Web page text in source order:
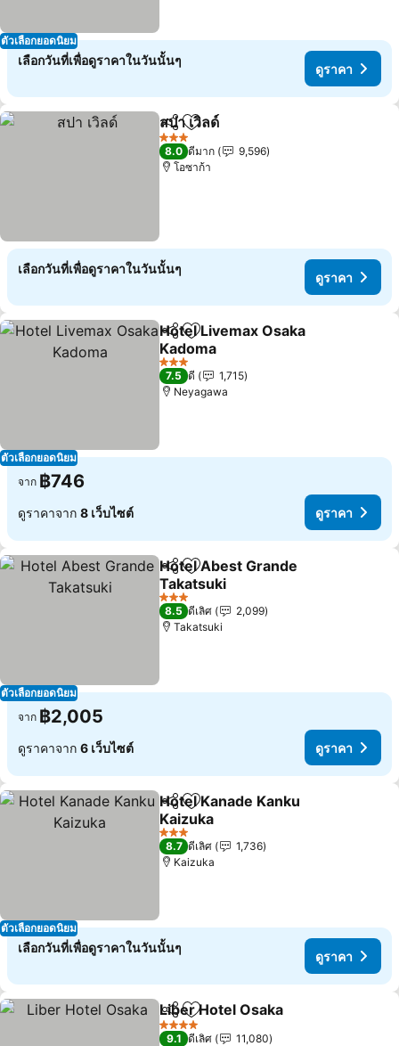
ตัวเลือกยอดนิยม
เลือกวันที่เพื่อดูราคาในวันนั้นๆ
ดูราคา
แชร์ เพิ่มในรายการโปรด
สปา เวิลด์
3 ดาว
8.0 ดีมาก
9,596
โอซาก้า
เลือกวันที่เพื่อดูราคาในวันนั้นๆ
ดูราคา
ตัวเลือกยอดนิยม
แชร์ เพิ่มในรายการโปรด
Hotel Livemax Osaka
Kadoma
3 ดาว
7.5 ดี
1,715
Neyagawa
จาก ฿746
ดูราคาจาก 8 เว็บไซต์ ดูราคา
ตัวเลือกยอดนิยม
แชร์ เพิ่มในรายการโปรด
Hotel Abest Grande
Takatsuki
3 ดาว
8.5 ดีเลิศ
2,099
Takatsuki
จาก ฿2,005
ดูราคาจาก 6 เว็บไซต์ ดูราคา
ตัวเลือกยอดนิยม
แชร์ เพิ่มในรายการโปรด
Hotel Kanade Kanku
Kaizuka
3 ดาว
8.7 ดีเลิศ
1,736
Kaizuka
เลือกวันที่เพื่อดูราคาในวันนั้นๆ
ดูราคา
แชร์ เพิ่มในรายการโปรด
Liber Hotel Osaka
4 ดาว
9.1 ดีเลิศ
11,080